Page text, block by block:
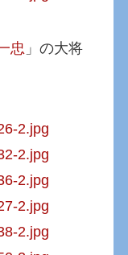
忠 」の大将